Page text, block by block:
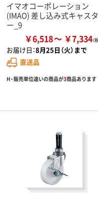
イマオコーポレーション
(IMAO) 差し込み式キャスタ
ー_9
￥6,518 ￥7,334
お届け日：8月25日（火）まで
直送品
H・販売単位違いの商品が3商品あります